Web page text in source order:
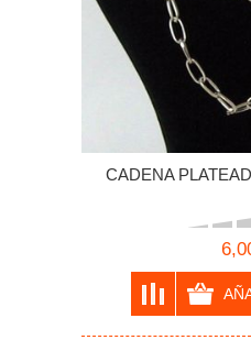
CADENA